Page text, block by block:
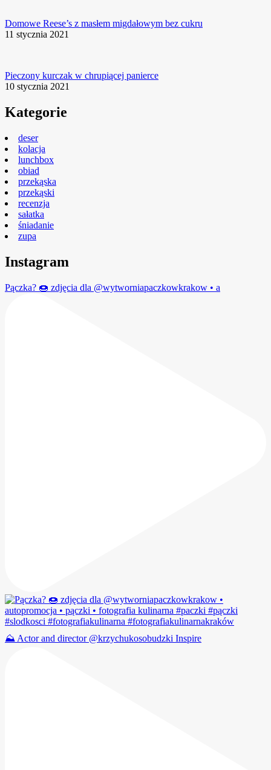
Domowe Reese’s z masłem migdałowym bez cukru
11 stycznia 2021
Pieczony kurczak w chrupiącej panierce
10 stycznia 2021
Kategorie
deser
kolacja
lunchbox
obiad
przekąska
przekąski
recenzja
sałatka
śniadanie
zupa
Instagram
Pączka? 🍩 zdjęcia dla @wytworniapaczkowkrakow • a
⛰️ Actor and director @krzychukosobudzki Inspire